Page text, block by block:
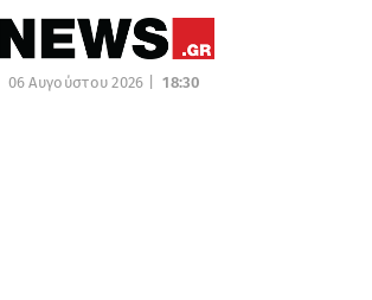
06 Αυγούστου 2026 | 18:30